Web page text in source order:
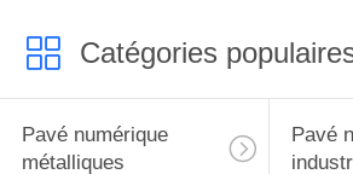
Catégories
Pavé numérique
métalliques
Pavé